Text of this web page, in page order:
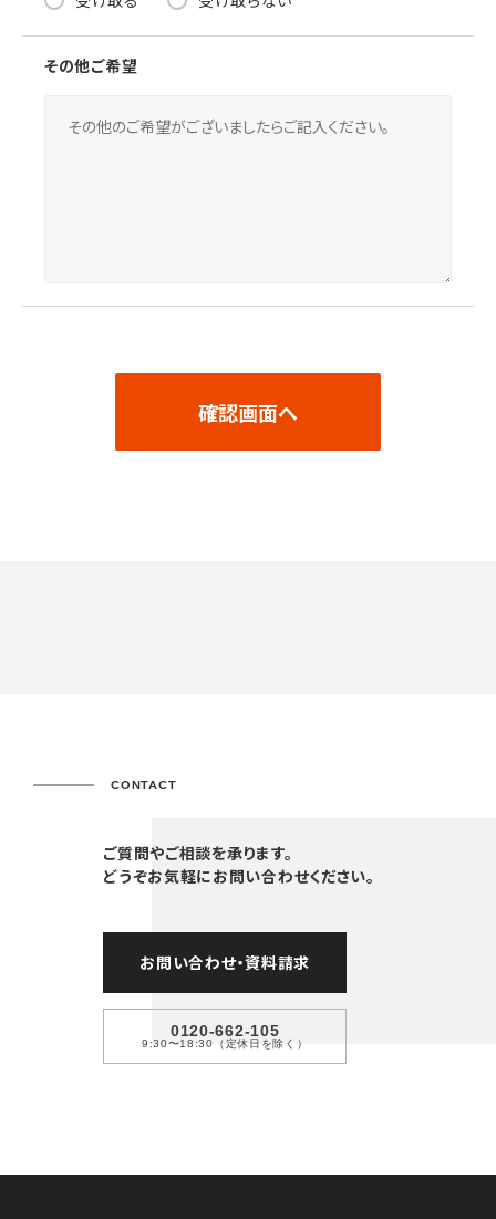
その他ご希望
確認画面へ
CONTACT
ご質問やご相談を承ります。
どうぞお気軽にお問い合わせください。
お問い合わせ・資料請求
0120-662-105
9:30〜18:30（定休日を除く）